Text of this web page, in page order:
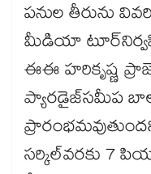
పనుల తీరును
మీడియా
ఈఈ హరికృష్ణ
ప్యారడైజ్​సమీప
సర్కిల్​వరకు 7